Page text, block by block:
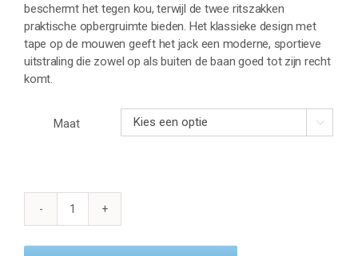
beschermt het tegen kou, terwijl de twee ritszakken
praktische opbergruimte bieden. Het klassieke design met
tape op de mouwen geeft het jack een moderne, sportieve
uitstraling die zowel op als buiten de baan goed tot zijn recht
komt.
Maat 
INDIAN